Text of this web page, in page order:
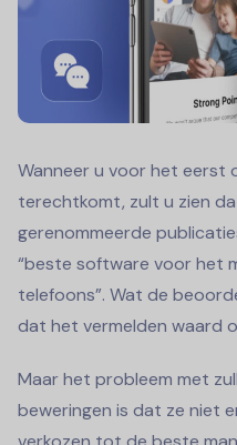
Wanneer u voor het eerst
terechtkomt, zult u zien
gerenommeerde
“beste software voor het
telefoons”. Wat de
dat het vermelden waard
Maar het probleem met
beweringen is dat ze niet